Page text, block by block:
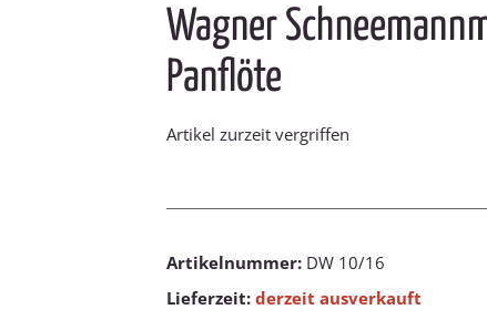
Wagner
Panflöte
Artikel zurzeit vergriffen
Artikelnummer: DW 10/16
Lieferzeit: derzeit ausverkauft